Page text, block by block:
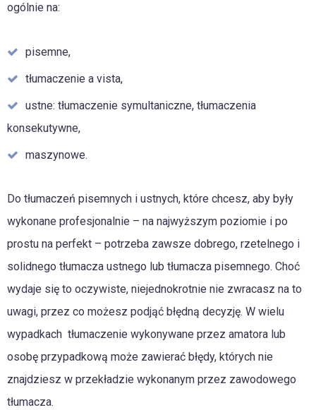
ogólnie na:
pisemne,
tłumaczenie a vista,
ustne: tłumaczenie symultaniczne, tłumaczenia
konsekutywne,
maszynowe.
Do tłumaczeń pisemnych i ustnych, które chcesz, aby były
wykonane profesjonalnie – na najwyższym poziomie i po
prostu na perfekt – potrzeba zawsze dobrego, rzetelnego i
solidnego tłumacza ustnego lub tłumacza pisemnego. Choć
wydaje się to oczywiste, niejednokrotnie nie zwracasz na to
uwagi, przez co możesz podjąć błędną decyzję. W wielu
wypadkach tłumaczenie wykonywane przez amatora lub
osobę przypadkową może zawierać błędy, których nie
znajdziesz w przekładzie wykonanym przez zawodowego
tłumacza.